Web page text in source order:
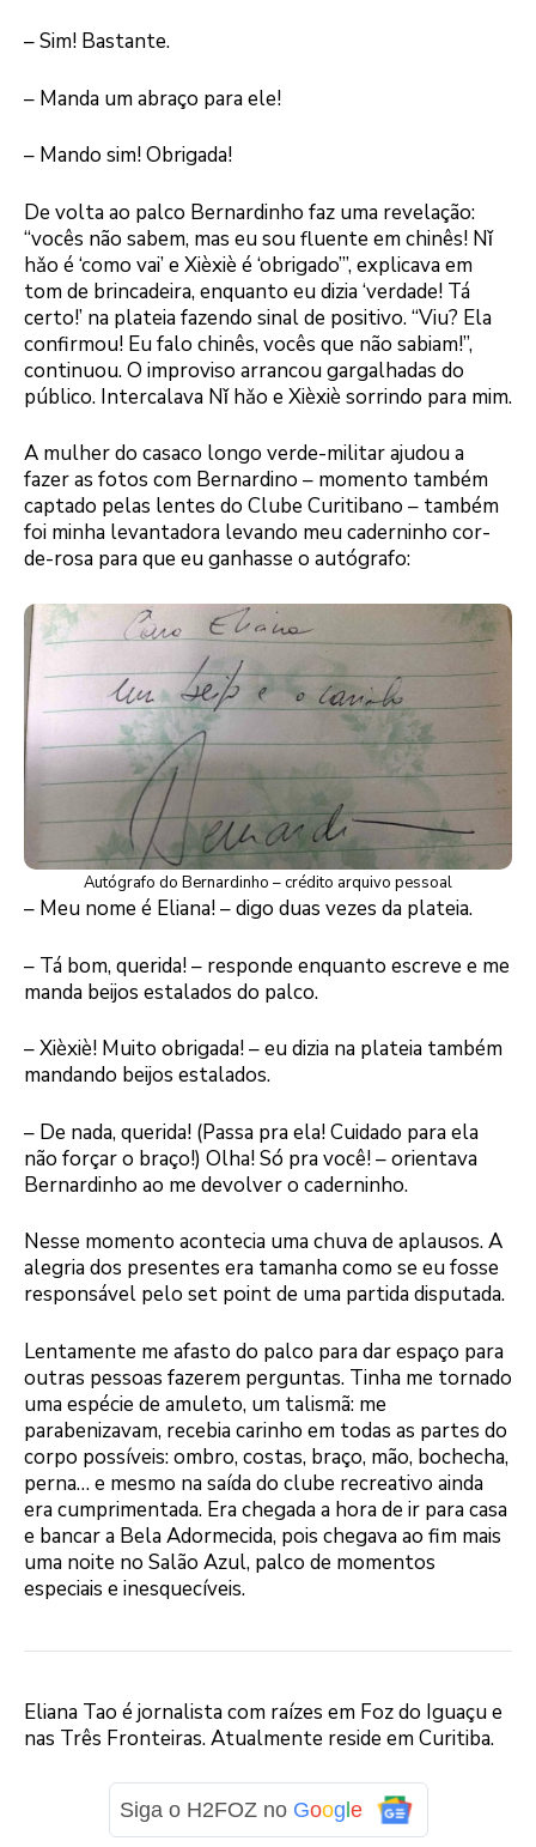
– Sim! Bastante.
– Manda um abraço para ele!
– Mando sim! Obrigada!
De volta ao palco Bernardinho faz uma revelação:
“vocês não sabem, mas eu sou fluente em chinês! Nǐ
hǎo é ‘como vai’ e Xièxiè é ‘obrigado’”, explicava em
tom de brincadeira, enquanto eu dizia ‘verdade! Tá
certo!’ na plateia fazendo sinal de positivo. “Viu? Ela
confirmou! Eu falo chinês, vocês que não sabiam!”,
continuou. O improviso arrancou gargalhadas do
público. Intercalava Nǐ hǎo e Xièxiè sorrindo para mim.
A mulher do casaco longo verde-militar ajudou a
fazer as fotos com Bernardino – momento também
captado pelas lentes do Clube Curitibano – também
foi minha levantadora levando meu caderninho cor-
de-rosa para que eu ganhasse o autógrafo:
Autógrafo do Bernardinho – crédito arquivo pessoal
– Meu nome é Eliana! – digo duas vezes da plateia.
– Tá bom, querida! – responde enquanto escreve e me
manda beijos estalados do palco.
– Xièxiè! Muito obrigada! – eu dizia na plateia também
mandando beijos estalados.
– De nada, querida! (Passa pra ela! Cuidado para ela
não forçar o braço!) Olha! Só pra você! – orientava
Bernardinho ao me devolver o caderninho.
Nesse momento acontecia uma chuva de aplausos. A
alegria dos presentes era tamanha como se eu fosse
responsável pelo set point de uma partida disputada.
Lentamente me afasto do palco para dar espaço para
outras pessoas fazerem perguntas. Tinha me tornado
uma espécie de amuleto, um talismã: me
parabenizavam, recebia carinho em todas as partes do
corpo possíveis: ombro, costas, braço, mão, bochecha,
perna… e mesmo na saída do clube recreativo ainda
era cumprimentada. Era chegada a hora de ir para casa
e bancar a Bela Adormecida, pois chegava ao fim mais
uma noite no Salão Azul, palco de momentos
especiais e inesquecíveis.
Eliana Tao é jornalista com raízes em Foz do Iguaçu e
nas Três Fronteiras. Atualmente reside em Curitiba.
Siga o H2FOZ no Goog e